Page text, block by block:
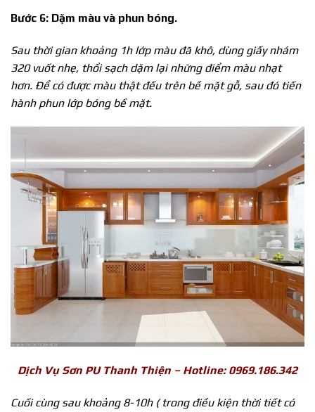
Bước 6: Dặm màu và phun bóng.
Sau thời gian khoảng 1h lớp màu đã khô, dùng giấy nhám
320 vuốt nhẹ, thổi sạch dặm lại những điểm màu nhạt
hơn. Để có được màu thật đều trên bề mặt gỗ, sau đó tiến
hành phun lớp bóng bề mặt.
Dịch Vụ Sơn PU Thanh Thiện – Hotline: 0969.186.342
Cuối cùng sau khoảng 8-10h ( trong điều kiện thời tiết có